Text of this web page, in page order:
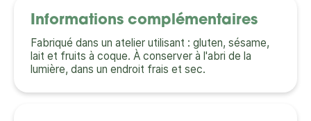
Informations complémentaires
Fabriqué dans un atelier utilisant : gluten, sésame,
lait et fruits à coque. À conserver à l'abri de la
lumière, dans un endroit frais et sec.